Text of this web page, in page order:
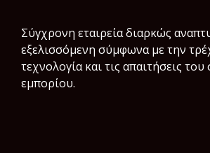
Σύγχρονη εταιρεία διαρκώς
εξελισσόμενη σύμφωνα µε την
τεχνολογία και τις απαιτήσεις
εμπορίου.